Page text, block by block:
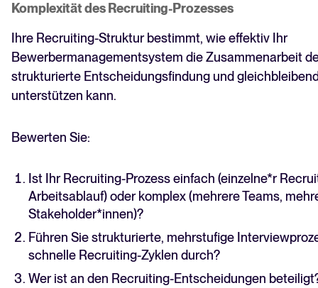
Komplexität des Recruiting-Prozesses
Ihre Recruiting-Struktur bestimmt, wie effektiv Ihr
Bewerbermanagementsystem die Zusammenarbeit
strukturierte Entscheidungsfindung und
unterstützen kann.
Bewerten Sie:
Ist Ihr Recruiting-Prozess einfach (einzelne*r
Arbeitsablauf) oder komplex (mehrere Teams,
Stakeholder*innen)?
Führen Sie strukturierte, mehrstufige
schnelle Recruiting-Zyklen durch?
Wer ist an den Recruiting-Entscheidungen